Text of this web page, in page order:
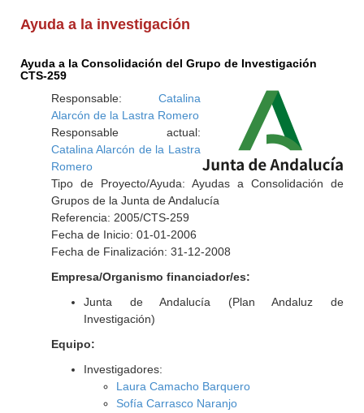
Ayuda a la investigación
Ayuda a la Consolidación del Grupo de Investigación
CTS-259
Responsable: Catalina
Alarcón de la Lastra Romero
Responsable actual:
Catalina Alarcón de la Lastra
Romero
Tipo de Proyecto/Ayuda: Ayudas a Consolidación de
Grupos de la Junta de Andalucía
Referencia: 2005/CTS-259
Fecha de Inicio: 01-01-2006
Fecha de Finalización: 31-12-2008
Empresa/Organismo financiador/es:
Junta de Andalucía (Plan Andaluz de
Investigación)
Equipo:
Investigadores:
Laura Camacho Barquero
Sofía Carrasco Naranjo